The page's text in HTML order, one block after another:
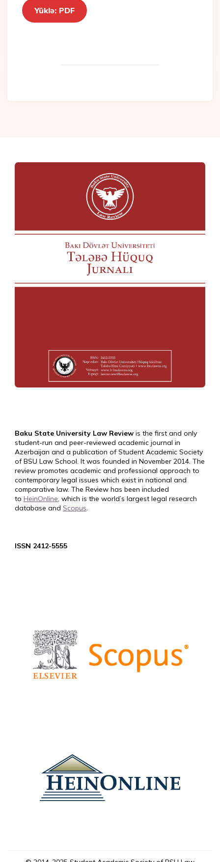
Yüklə: PDF
Baku State University Law Review is the first and only
student-run and peer-reviewed academic journal in
Azerbaijan and a publication of Student Academic Society
of BSU Law School. It was founded in November 2014. The
review promotes academic and professional approach to
contemporary legal issues which exist in national and
comparative law. The Review has been included
to HeinOnline, which is the world’s largest legal research
database and Scopus.
ISSN 2412-5555